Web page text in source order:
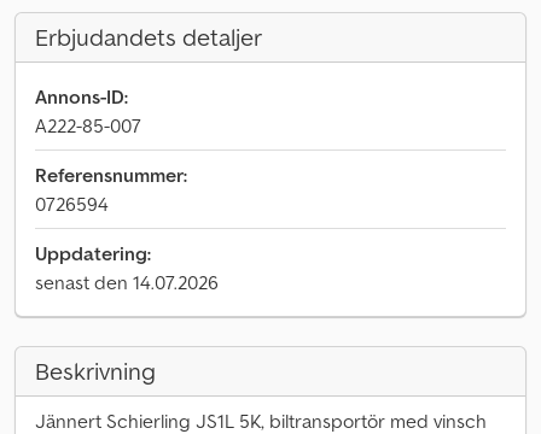
Erbjudandets detaljer
Annons-ID:
A222-85-007
Referensnummer:
0726594
Uppdatering:
senast den 14.07.2026
Beskrivning
Jännert Schierling JS1L 5K, biltransportör med vinsch